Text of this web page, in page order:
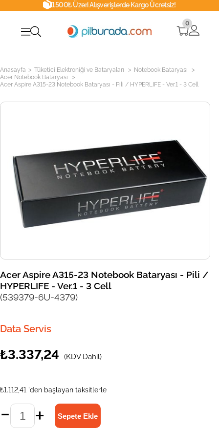
1500₺ Üzeri Alışverişlerde Kargo Ücretsiz!
0
Anasayfa > Tüketici Elektroniği ve Bataryaları > Notebook Bataryası >
Acer Notebook Bataryası >
Acer Aspire A315-23 Notebook Bataryası - Pili / HYPERLIFE - Ver.1 - 3 Cell
Acer Aspire A315-23 Notebook Bataryası - Pili /
HYPERLIFE - Ver.1 - 3 Cell
(539379-6U-4379)
Data Servis
₺3.337,24 (KDV Dahil)
₺1.112,41 'den başlayan taksitlerle